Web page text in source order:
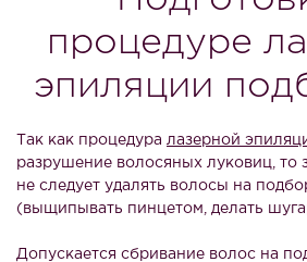
процедуре
эпиляции
Так как процедура лазерной
разрушение волосяных луковиц, то
не следует удалять волосы на
(выщипывать пинцетом, делать
Допускается сбривание волос на